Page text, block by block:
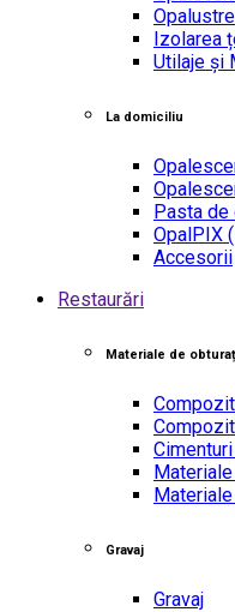
Opalustre
Izolarea
Utilaje și
La domiciliu
Pasta de
OpalPIX
Accesorii
Restaurări
Materiale de
Gravaj
Gravaj